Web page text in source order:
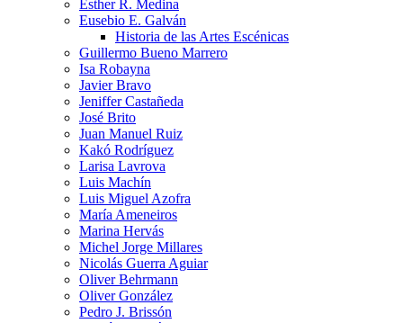
Esther R. Medina
Eusebio E. Galván
Historia de las Artes Escénicas
Guillermo Bueno Marrero
Isa Robayna
Javier Bravo
Jeniffer Castañeda
José Brito
Juan Manuel Ruiz
Kakó Rodríguez
Larisa Lavrova
Luis Machín
Luis Miguel Azofra
María Ameneiros
Marina Hervás
Michel Jorge Millares
Nicolás Guerra Aguiar
Oliver Behrmann
Oliver González
Pedro J. Brissón